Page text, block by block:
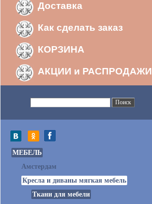
Доставка
Как сделать заказ
КОРЗИНА
АКЦИИ и РАСПРОДАЖИ
МЕБЕЛЬ
Амстердам
Кресла и диваны мягкая мебель
Ткани для мебели